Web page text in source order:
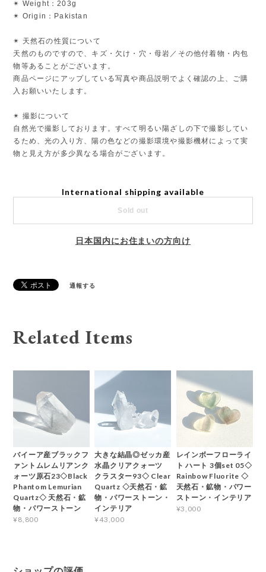
✴︎ Weight：203g
✴︎ Origin：Pakistan
✴︎ 天然石の性質について
天然のものですので、キズ・欠け・穴・母岩／その他付着物・内包
物等あることがございます。
商品ページにアップしている写真や商品説明でよく確認の上、ご購
入お願いいたします。
✴︎ 撮影について
自然光で撮影しております。すべて明るい陽ざしの下で撮影してい
るため、光の入り方、陽の色などの撮影環境や撮影機材によって実
物と見え方が多少異なる場合がございます。
International shipping available
Sold out
日本国内にお住まいの方向け
通報する
Related Items
バイーア産ブラックフ
ァントムレムリアンク
ォーツ原石23◇Black
Phantom Lemurian
Quartz◇ 天然石・鉱
物・パワーストーン
¥8,800
大きな結晶◎ゼッカ産
水晶クリアクォーツ
クラスター93◇ Clear
Quartz ◇天然石・鉱
物・パワーストーン・
インテリア
¥43,000
レインボーフローライ
ト ハート 3個set 05◇
Rainbow Fluorite ◇
天然石・鉱物・パワー
ストーン・インテリア
¥3,000